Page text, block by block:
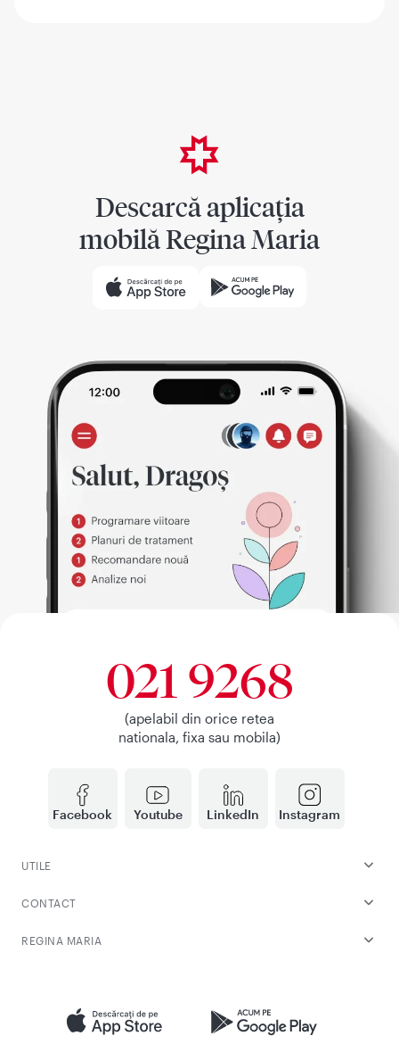
Descarcă aplicația
mobilă Regina Maria
Facebook Youtube LinkedIn Instagram
021 9268
(apelabil din orice retea
nationala, fixa sau mobila)
UTILE
CONTACT
REGINA MARIA